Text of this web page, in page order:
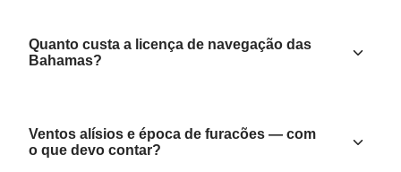
Quanto custa a licença de navegação das
Bahamas?
Ventos alísios e época de furacões — com
o que devo contar?